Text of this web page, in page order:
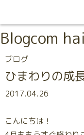
Blogcom
ブログ
ひまわりの成
2017.04.26
こんにちは！